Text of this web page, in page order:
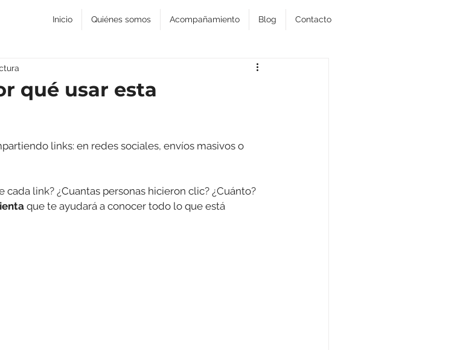
Inicio Quiénes somos Acompañamiento Blog Contacto
qué usar esta
links: en redes sociales, envíos masivos o
link? ¿Cuantas personas hicieron clic? ¿Cuánto?
que te ayudará a conocer todo lo que está